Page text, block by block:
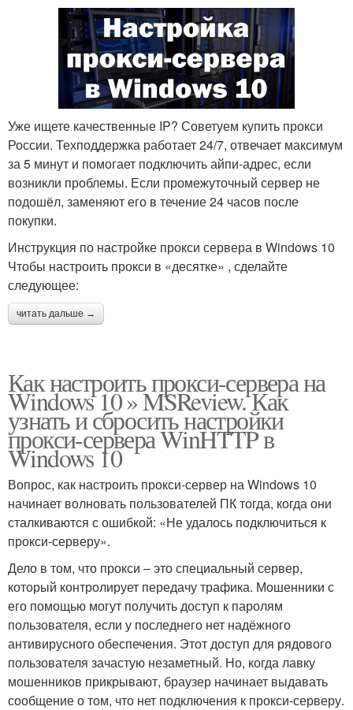
Уже ищете качественные IP? Советуем купить прокси
России. Техподдержка работает 24/7, отвечает максимум
за 5 минут и помогает подключить айпи-адрес, если
возникли проблемы. Если промежуточный сервер не
подошёл, заменяют его в течение 24 часов после
покупки.
Инструкция по настройке прокси сервера в Windows 10
Чтобы настроить прокси в «десятке» , сделайте
следующее:
читать дальше →
Как настроить прокси-сервера на
Windows 10 » MSReview. Как
узнать и сбросить настройки
прокси-сервера WinHTTP в
Windows 10
Вопрос, как настроить прокси-сервер на Windows 10
начинает волновать пользователей ПК тогда, когда они
сталкиваются с ошибкой: «Не удалось подключиться к
прокси-серверу».
Дело в том, что прокси – это специальный сервер,
который контролирует передачу трафика. Мошенники с
его помощью могут получить доступ к паролям
пользователя, если у последнего нет надёжного
антивирусного обеспечения. Этот доступ для рядового
пользователя зачастую незаметный. Но, когда лавку
мошенников прикрывают, браузер начинает выдавать
сообщение о том, что нет подключения к прокси-серверу.